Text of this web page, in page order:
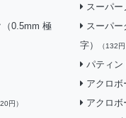
スーパー
（0.5mm 極
スーパ
字）
（132円
パティン
アクロボ
円）
アクロボ